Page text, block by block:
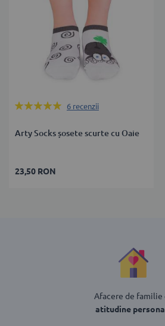
Rating:
6 recenzii
Arty Socks șosete scurte cu Oaie
23,50 RON
Afacere de familie
atitudine